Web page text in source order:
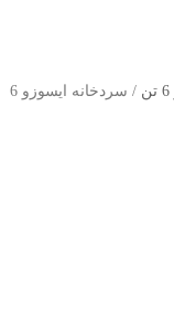
سردخانه ایسوزو 6